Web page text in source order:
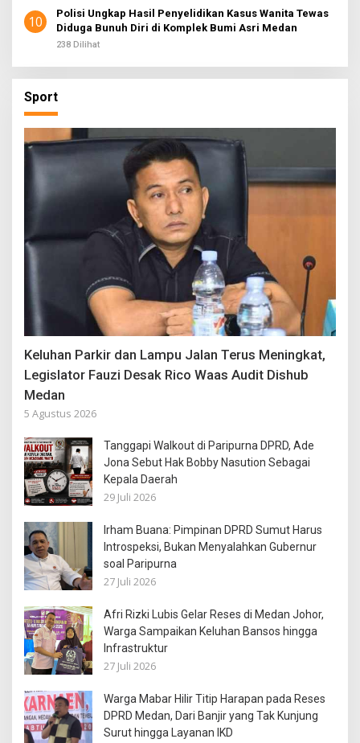
10
Polisi Ungkap Hasil Penyelidikan Kasus Wanita Tewas
Diduga Bunuh Diri di Komplek Bumi Asri Medan
238 Dilihat
Sport
Keluhan Parkir dan Lampu Jalan Terus Meningkat,
Legislator Fauzi Desak Rico Waas Audit Dishub
Medan
5 Agustus 2026
Tanggapi Walkout di Paripurna DPRD, Ade
Jona Sebut Hak Bobby Nasution Sebagai
Kepala Daerah
29 Juli 2026
Irham Buana: Pimpinan DPRD Sumut Harus
Introspeksi, Bukan Menyalahkan Gubernur
soal Paripurna
27 Juli 2026
Afri Rizki Lubis Gelar Reses di Medan Johor,
Warga Sampaikan Keluhan Bansos hingga
Infrastruktur
27 Juli 2026
Warga Mabar Hilir Titip Harapan pada Reses
DPRD Medan, Dari Banjir yang Tak Kunjung
Surut hingga Layanan IKD